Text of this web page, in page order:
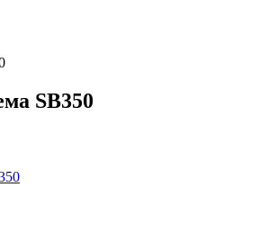
SB350